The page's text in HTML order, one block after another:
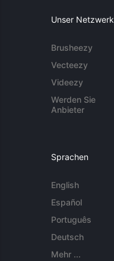
Unser Netzwerk
Brusheezy
Vecteezy
Videezy
Werden Sie
Anbieter
Sprachen
English
Español
Português
Deutsch
Mehr ...